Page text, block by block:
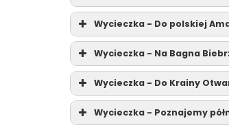
Kruszyniany
Krynki
Poczopek
Supraśl
Siemiatycze:
Białystok:
Wycieczka - Do polskiej
Suraż:
Wycieczka - Na Bagna
Wycieczka - Do Krainy
Wycieczka - Poznajemy